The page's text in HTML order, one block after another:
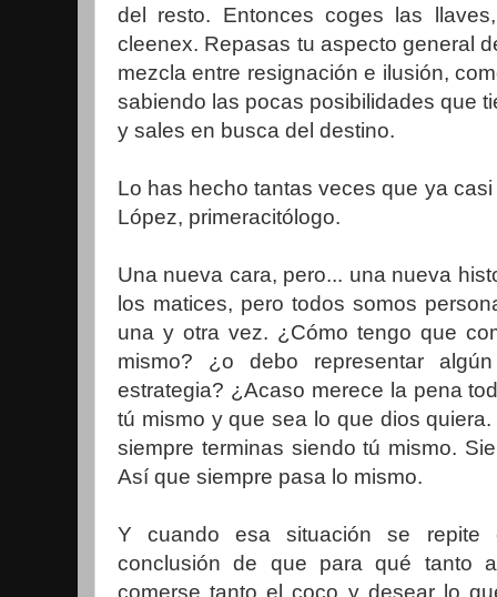
del resto. Entonces coges las
cleenex. Repasas tu aspecto general
mezcla entre resignación e ilusión,
sabiendo las pocas posibilidades que
y sales en busca del destino.
Lo has hecho tantas veces que ya
López, primeracitólogo.
Una nueva cara, pero... una nueva
los matices, pero todos somos
una y otra vez. ¿Cómo tengo que
mismo? ¿o debo representar
estrategia? ¿Acaso merece la pena
tú mismo y que sea lo que dios
siempre terminas siendo tú mismo.
Así que siempre pasa lo mismo.
Y cuando esa situación se
conclusión de que para qué tanto
comerse tanto el coco y desear lo